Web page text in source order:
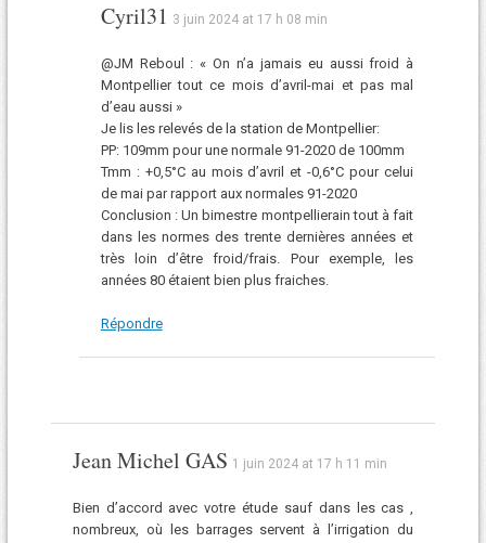
Cyril31 3 juin 2024 at 17 h 08 min
@JM Reboul : « On n’a jamais eu aussi froid à
Montpellier tout ce mois d’avril-mai et pas mal
d’eau aussi »
Je lis les relevés de la station de Montpellier:
PP: 109mm pour une normale 91-2020 de 100mm
Tmm : +0,5°C au mois d’avril et -0,6°C pour celui
de mai par rapport aux normales 91-2020
Conclusion : Un bimestre montpellierain tout à fait
dans les normes des trente dernières années et
très loin d’être froid/frais. Pour exemple, les
années 80 étaient bien plus fraiches.
Répondre
Jean Michel GAS 1 juin 2024 at 17 h 11 min
Bien d’accord avec votre étude sauf dans les cas ,
nombreux, où les barrages servent à l’irrigation du